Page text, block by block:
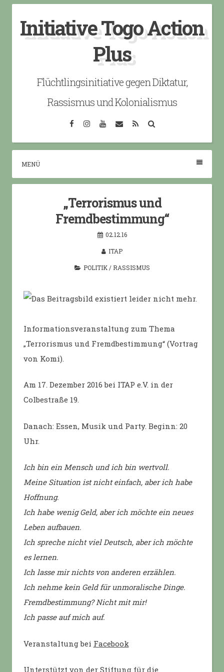
content
Initiative Togo Action
Plus
Flüchtlingsinitiative gegen Diktatur,
Rassismus und Kolonialismus
FacebookInstagramYouTube
EmailRSS
MENÜ
„Terrorismus und
Fremdbestimmung“
02.12.16
ITAP
POLITIK/ RASSISMUS
Informationsveranstaltung zum Thema
„Terrorismus und Fremdbestimmung“ (Vortrag
von Komi).
Am 17. Dezember 2016 bei ITAP e.V. in der
Colbestraße 19.
Danach: Essen, Musik und Party. Beginn: 20
Uhr.
Ich bin ein Mensch und ich bin wertvoll.
Meine Situation ist nicht einfach, aber ich habe
Hoffnung.
Ich habe wenig Geld, aber ich möchte ein neues
Leben aufbauen.
Ich spreche nicht viel Deutsch, aber ich möchte
es lernen.
Ich lasse mir nichts von anderen erzählen.
Ich nehme kein Geld für unmoralische Dinge.
Fremdbestimmung? Nicht mit mir!
Ich passe auf mich auf.
Veranstaltung bei Facebook
Unterstützt von der Stiftung für die